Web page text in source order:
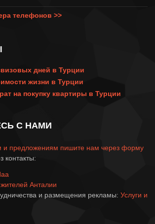
телефонов >>
дней в Турции
жизни в Турции
на покупку квартиры в Турции
С НАМИ
и предложениям пишите нам через форму
контакты:
Анталии
и размещения рекламы: Услуги и